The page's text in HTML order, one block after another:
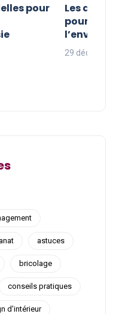
pour
Les
pour
29
astuces
bricolage
conseils pratiques
d'intérieur